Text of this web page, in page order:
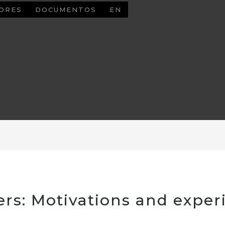
DOCUMENTOS EN
Motivations and